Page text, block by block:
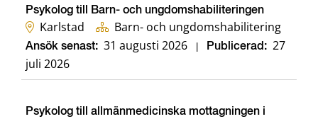
Psykolog till Barn- och ungdomshabiliteringen
Karlstad Barn- och ungdomshabilitering
Ansök senast: 31 augusti 2026 Publicerad: 27
juli 2026
Psykolog till allmänmedicinska mottagningen i